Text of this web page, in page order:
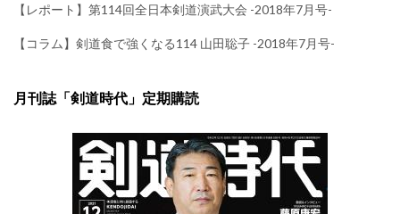
【レポート】第114回全日本剣道演武大会 -2018年7月号-
【コラム】剣道食で強くなる114 山田聡子 -2018年7月号-
月刊誌「剣道時代」定期購読